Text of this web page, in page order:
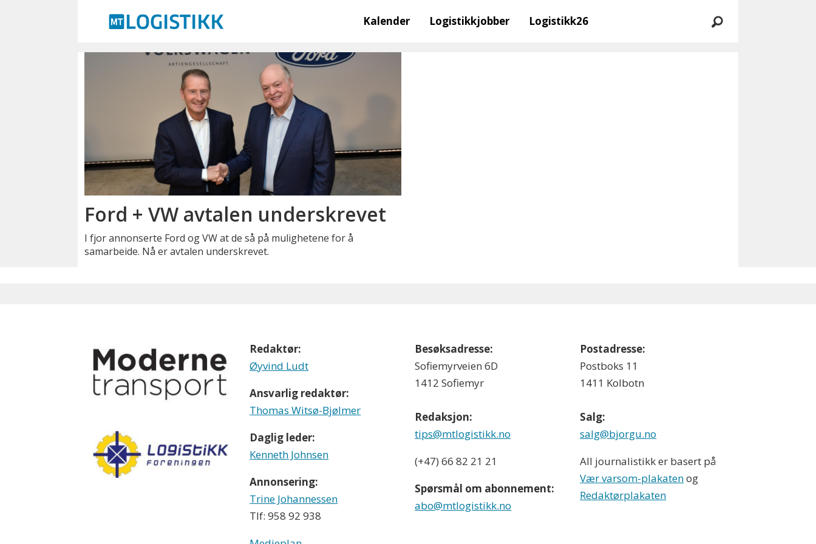
Kalender Logistikkjobber Logistikk26
Ford + VW avtalen underskrevet
I fjor annonserte Ford og VW at de så på mulighetene for å
samarbeide. Nå er avtalen underskrevet.
Redaktør:
Øyvind Ludt
Ansvarlig redaktør:
Thomas Witsø-Bjølmer
Daglig leder:
Kenneth Johnsen
Annonsering:
Trine Johannessen
Tlf: 958 92 938
Besøksadresse:
Sofiemyrveien 6D
1412 Sofiemyr
Redaksjon:
tips@mtlogistikk.no
(+47) 66 82 21 21
Spørsmål om abonnement:
abo@mtlogistikk.no
Postadresse:
Postboks 11
1411 Kolbotn
Salg:
salg@bjorgu.no
All journalistikk er basert på
Vær varsom-plakatenog
Redaktørplakaten